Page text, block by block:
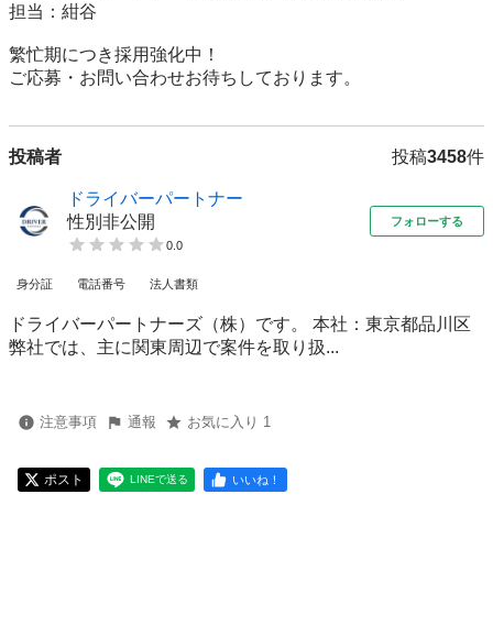
担当：紺谷
繁忙期につき採用強化中！
ご応募・お問い合わせお待ちしております。
投稿者 投稿3458件
ドライバーパートナー
性別非公開
0.0
フォローする
身分証 電話番号 法人書類
ドライバーパートナーズ（株）です。 本社：東京都品川区
弊社では、主に関東周辺で案件を取り扱...
注意事項 通報 お気に入り 1
ポスト LINEで送る いいね！